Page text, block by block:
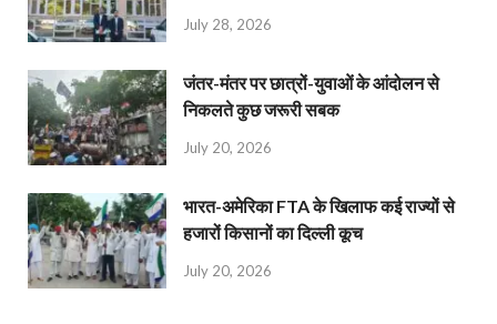
July 28, 2026
जंतर-मंतर पर छात्रों-युवाओं के आंदोलन से
निकलते कुछ जरूरी सबक
July 20, 2026
भारत-अमेरिका FTA के खिलाफ कई राज्यों से
हजारों किसानों का दिल्ली कूच
July 20, 2026